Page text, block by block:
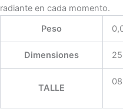
radiante en cada momento.
Peso
Dimensiones
TALLE